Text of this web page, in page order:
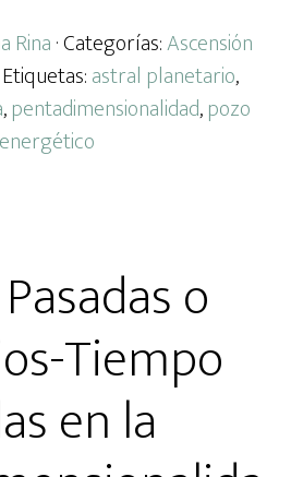
Rina· Categorías:Ascensión
Etiquetas:astral planetario,
,pentadimensionalidad,pozo
energético
o
Tiempo
en la